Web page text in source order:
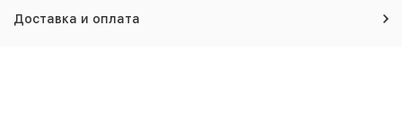
Доставка и оплата